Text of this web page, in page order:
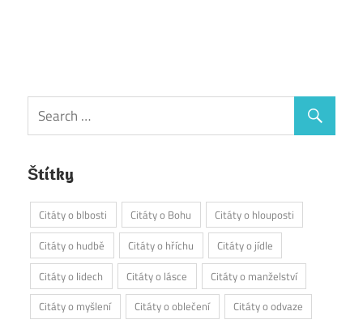
Štítky
Citáty o blbosti Citáty o Bohu
Citáty o hlouposti
Citáty o hudbě
Citáty o hříchu
Citáty o jídle
Citáty o lidech
Citáty o lásce
Citáty o manželství
Citáty o myšlení
Citáty o oblečení Citáty o odvaze